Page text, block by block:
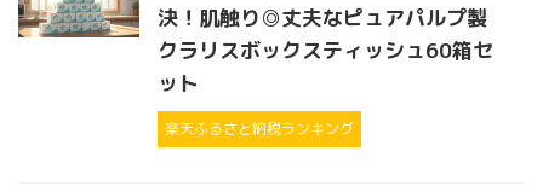
決！肌触り◎丈夫なピュアパルプ製
クラリスボックスティッシュ60箱セ
ット
楽天ふるさと納税ランキング